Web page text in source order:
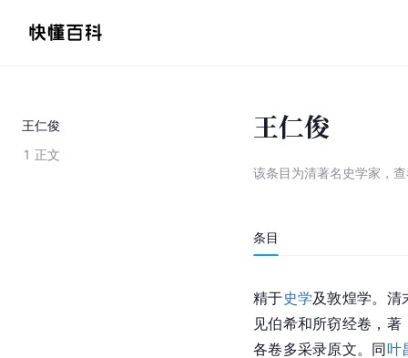
王仁俊
1 正文
王仁俊
该条目为清著名史学家 ，
条目
精于史学及敦煌学。清
见伯希和所窃经卷，
各卷多采录原文。同叶